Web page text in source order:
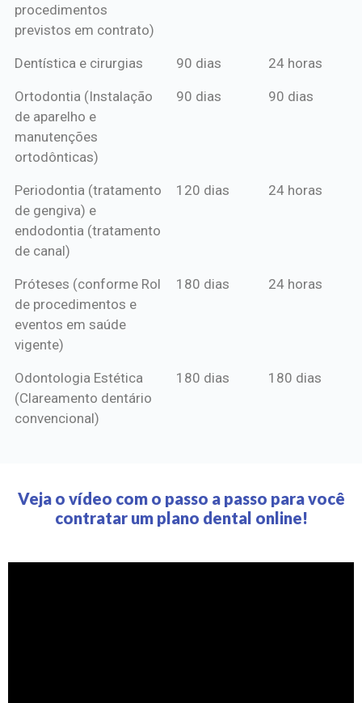
procedimentos
previstos em contrato)
Dentística e cirurgias 90 dias 24 horas
Ortodontia (Instalação
de aparelho e
manutenções
ortodônticas)
90 dias 90 dias
Periodontia (tratamento
de gengiva) e
endodontia (tratamento
de canal)
120 dias 24 horas
Próteses (conforme Rol
de procedimentos e
eventos em saúde
vigente)
180 dias 24 horas
Odontologia Estética
(Clareamento dentário
convencional)
180 dias 180 dias
Veja o vídeo com o passo a passo para você
contratar um plano dental online!